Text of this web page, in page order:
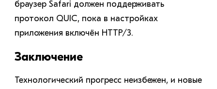
браузер Safari должен поддерживать
протокол QUIC, пока в настройках
приложения включён HTTP/3.
Заключение
Технологический прогресс неизбежен, и новые